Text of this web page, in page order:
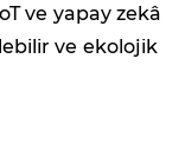
ve yapay zekâ
ve ekolojik